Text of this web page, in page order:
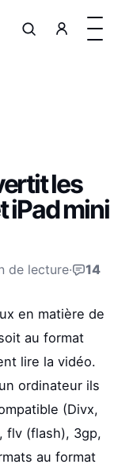
les
iPad mini
de lecture· 14
en matière de
au format
lire la vidéo.
ordinateur ils
(Divx,
flv (flash), 3gp,
au format